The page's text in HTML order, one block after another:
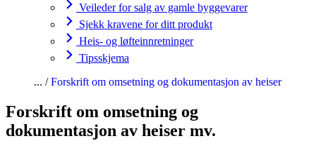
Veileder for salg av gamle byggevarer
Sjekk kravene for ditt produkt
Heis- og løfteinnretninger
Tipsskjema
Forskrift om omsetning og dokumentasjon av heiser
Forskrift om omsetning og
dokumentasjon av heiser mv.